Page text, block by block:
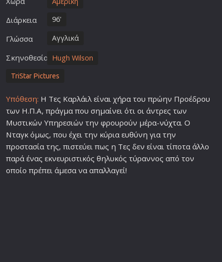
Διάρκεια 96'
Γλώσσα Αγγλικά
Σκηνοθεσία Hugh Wilson
TriStar Pictures
Υπόθεση: Η Τες Καρλάιλ είναι χήρα του πρώην Προέδρου
των Η.Π.Α, πράγμα που σημαίνει ότι οι άντρες των
Μυστικών Υπηρεσιών την φρουρούν μέρα-νύχτα. Ο
Νταγκ όμως, που έχει την κύρια ευθύνη για την
προστασία της, πιστεύει πως η Τες δεν είναι τίποτα άλλο
παρά ένας εκνευριστικός θηλυκός τύραννος από τον
οποίο πρέπει άμεσα να απαλλαγεί!